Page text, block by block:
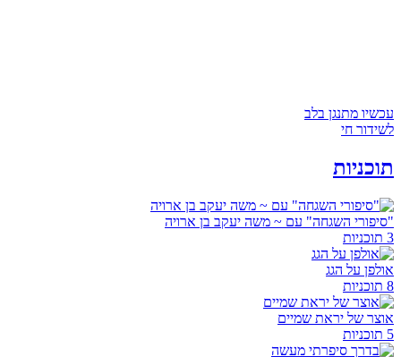
עכשיו מתנגן בלב
לשידור חי
תוכניות
"סיפורי השגחה" עם ~ משה יעקב בן ארויה
3 תוכניות
אולפן על הגג
8 תוכניות
אוצר של יראת שמיים
5 תוכניות